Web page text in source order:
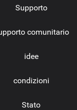
Supporto
comunitario
idee
condizioni
Stato